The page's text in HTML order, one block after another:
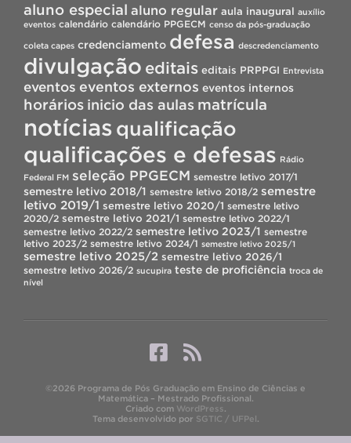
aluno especial aluno regular aula inaugural auxílio
eventos calendário calendário PPGECM censo da pós-graduação
coleta capes credenciamento defesa descredenciamento
divulgação editais editais PRPPGI Entrevista
eventos eventos externos eventos internos
horários inicio das aulas matrícula
notícias qualificação
qualificações e defesas Rádio
Federal FM seleção PPGECM semestre letivo 2017/1
semestre letivo 2018/1 semestre letivo 2018/2 semestre
letivo 2019/1 semestre letivo 2020/1 semestre letivo
2020/2 semestre letivo 2021/1 semestre letivo 2022/1
semestre letivo 2022/2 semestre letivo 2023/1 semestre
letivo 2023/2 semestre letivo 2024/1 semestre letivo 2025/1
semestre letivo 2025/2 semestre letivo 2026/1
semestre letivo 2026/2 sucupira teste de proficiência troca de
nível
©2026 Programa de Pós Graduação em Ensino de Ciências e
Matemática – Mestrado Profissional.
Criado com WordPress.
Tema desenvolvido por SGTIC / UFPel.